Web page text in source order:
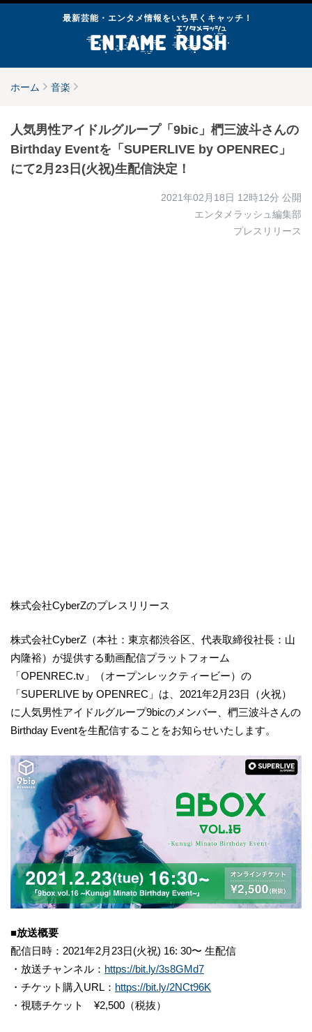
最新芸能・エンタメ情報をいち早くキャッチ！
ホーム 音楽
人気男性アイドルグループ「9bic」椚三波斗さんの
Birthday Eventを「SUPERLIVE by OPENREC」
にて2月23日(火祝)生配信決定！
2021年02月18日 12時12分 公開
エンタメラッシュ編集部
プレスリリース
株式会社CyberZのプレスリリース
株式会社CyberZ（本社：東京都渋谷区、代表取締役社長：山
内隆裕）が提供する動画配信プラットフォーム
「OPENREC.tv」（オープンレックティービー）の
「SUPERLIVE by OPENREC」は、2021年2月23日（火祝）
に人気男性アイドルグループ9bicのメンバー、椚三波斗さんの
Birthday Eventを生配信することをお知らせいたします。
■放送概要
配信日時：2021年2月23日(火祝) 16: 30〜 生配信
・放送チャンネル： https://bit.ly/3s8GMd7
・チケット購入URL： https://bit.ly/2NCt96K
・視聴チケット ¥2,500（税抜）